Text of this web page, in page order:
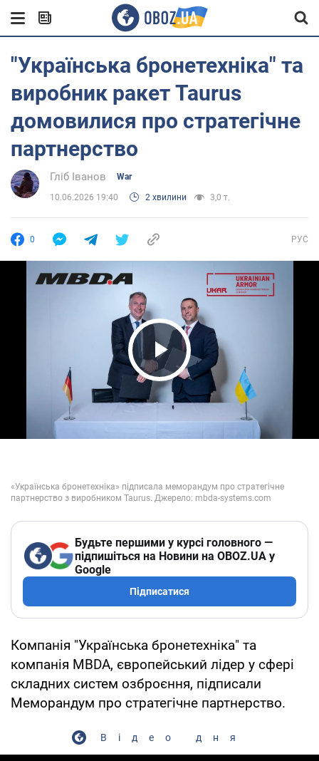
"Українська бронетехніка" та
виробник ракет Taurus
домовилися про стратегічне
партнерство
Гліб Іванов War
10.06.2026 19:40 2 хвилини 3,0 т.
0 РУС
Play Video
Будьте першими у курсі головного —
підпишіться на Новини на OBOZ.UA у
Google
Підписатися
Компанія "Українська бронетехніка" та
компанія MBDA, європейський лідер у сфері
складних систем озброєння, підписали
Меморандум про стратегічне партнерство.
Відео дня